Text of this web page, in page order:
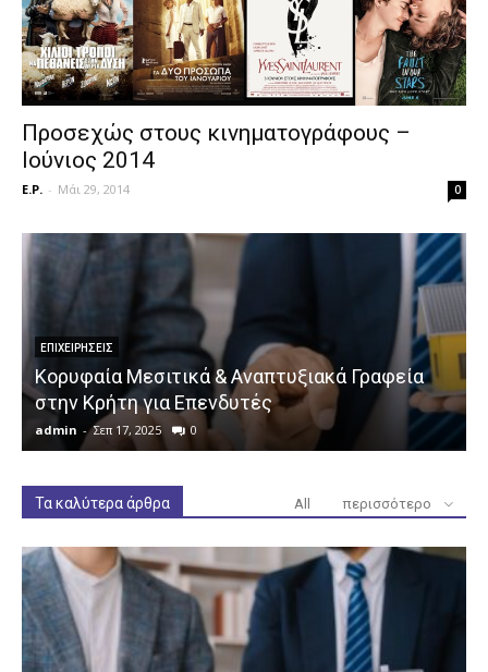
Προσεχώς στους κινηματογράφους –
Ιούνιος 2014
E.P. - Μάι 29, 2014 0
ΕΠΙΧΕΙΡΉΣΕΙΣ
Κορυφαία Μεσιτικά & Αναπτυξιακά Γραφεία
στην Κρήτη για Επενδυτές
admin - Σεπ 17, 2025 0
Τα καλύτερα άρθρα All περισσότερο